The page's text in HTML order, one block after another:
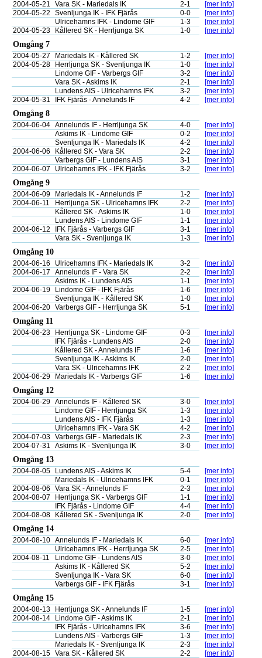
2004-05-21
Vara SK - Mariedals IK 2-1
[mer info]
2004-05-22
Svenljunga IK - IFK Fjärås 0-0
[mer info]
Ulricehamns IFK - Lindome GIF
1-3
[mer info]
2004-05-23
Kållered SK - Herrljunga SK 1-0 [mer info]
Omgång 7
2004-05-27 Mariedals IK - Kållered SK 1-2
[mer info]
2004-05-28
Herrljunga SK - Svenljunga IK 1-0
[mer info]
Lindome GIF - Varbergs GIF
3-2
[mer info]
Vara SK - Askims IK
2-1
[mer info]
Lundens AIS - Ulricehamns IFK
3-2
[mer info]
2004-05-31
IFK Fjärås - Annelunds IF 4-2 [mer info]
Omgång 8
2004-06-04 Annelunds IF - Herrljunga SK 4-0
[mer info]
Askims IK - Lindome GIF
0-2
[mer info]
Svenljunga IK - Mariedals IK
4-2
[mer info]
2004-06-06
Kållered SK - Vara SK 2-2
[mer info]
Varbergs GIF - Lundens AIS
3-1
[mer info]
2004-06-07
Ulricehamns IFK - IFK Fjärås 3-2 [mer info]
Omgång 9
2004-06-09 Mariedals IK - Annelunds IF 1-2
[mer info]
2004-06-11
Herrljunga SK - Ulricehamns IFK 2-2
[mer info]
Kållered SK - Askims IK
1-0
[mer info]
Lundens AIS - Lindome GIF
1-1
[mer info]
2004-06-12
IFK Fjärås - Varbergs GIF 3-1
[mer info]
Vara SK - Svenljunga IK
1-3 [mer info]
Omgång 10
2004-06-16 Ulricehamns IFK - Mariedals IK 3-2
[mer info]
2004-06-17
Annelunds IF - Vara SK 2-2
[mer info]
Askims IK - Lundens AIS
1-1
[mer info]
2004-06-19
Lindome GIF - IFK Fjärås 1-6
[mer info]
Svenljunga IK - Kållered SK
1-0
[mer info]
2004-06-20 Varbergs GIF - Herrljunga SK 5-1 [mer info]
Omgång 11
2004-06-23 Herrljunga SK - Lindome GIF 0-3
[mer info]
IFK Fjärås - Lundens AIS
2-0
[mer info]
Kållered SK - Annelunds IF
1-6
[mer info]
Svenljunga IK - Askims IK
2-0
[mer info]
Vara SK - Ulricehamns IFK
2-2
[mer info]
2004-06-29
Mariedals IK - Varbergs GIF 1-6 [mer info]
Omgång 12
2004-06-29 Annelunds IF - Kållered SK 3-0
[mer info]
Lindome GIF - Herrljunga SK
1-3
[mer info]
Lundens AIS - IFK Fjärås
1-3
[mer info]
Ulricehamns IFK - Vara SK
4-2
[mer info]
2004-07-03 Varbergs GIF - Mariedals IK 2-3
[mer info]
2004-07-31
Askims IK - Svenljunga IK 3-0 [mer info]
Omgång 13
2004-08-05 Lundens AIS - Askims IK 5-4
[mer info]
Mariedals IK - Ulricehamns IFK
0-1
[mer info]
2004-08-06
Vara SK - Annelunds IF 2-3
[mer info]
2004-08-07
Herrljunga SK - Varbergs GIF 1-1
[mer info]
IFK Fjärås - Lindome GIF
4-4
[mer info]
2004-08-08
Kållered SK - Svenljunga IK 2-0 [mer info]
Omgång 14
2004-08-10 Annelunds IF - Mariedals IK 6-0
[mer info]
Ulricehamns IFK - Herrljunga SK
2-5
[mer info]
2004-08-11
Lindome GIF - Lundens AIS 3-0
[mer info]
Askims IK - Kållered SK
5-2
[mer info]
Svenljunga IK - Vara SK
6-0
[mer info]
Varbergs GIF - IFK Fjärås
3-1 [mer info]
Omgång 15
2004-08-13 Herrljunga SK - Annelunds IF 1-5
[mer info]
2004-08-14
Lindome GIF - Askims IK 2-1
[mer info]
IFK Fjärås - Ulricehamns IFK
3-6
[mer info]
Lundens AIS - Varbergs GIF
1-3
[mer info]
Mariedals IK - Svenljunga IK
2-3
[mer info]
2004-08-15 Vara SK - Kållered SK 2-2 [mer info]